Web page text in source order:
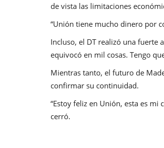
de vista las limitaciones
“Unión tiene mucho dinero por
Incluso, el DT realizó una fuerte
equivocó en mil cosas. Tengo
Mientras tanto, el futuro de
confirmar su continuidad.
“Estoy feliz en Unión, esta es mi
cerró.